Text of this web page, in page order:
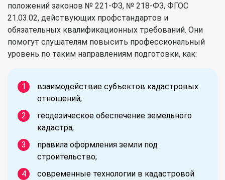
положений законов № 221-ФЗ, № 218-ФЗ, ФГОС
21.03.02, действующих профстандартов и
обязательных квалификационных требований. Они
помогут слушателям повысить профессиональный
уровень по таким направлениям подготовки, как:
взаимодействие субъектов кадастровых
отношений;
геодезическое обеспечение земельного
кадастра;
правила оформления земли под
строительство;
современные технологии в кадастровой